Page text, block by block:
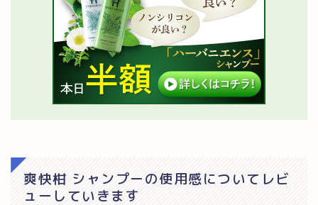
爽快柑 シャンプーの使用感についてレビ
ューしていきます